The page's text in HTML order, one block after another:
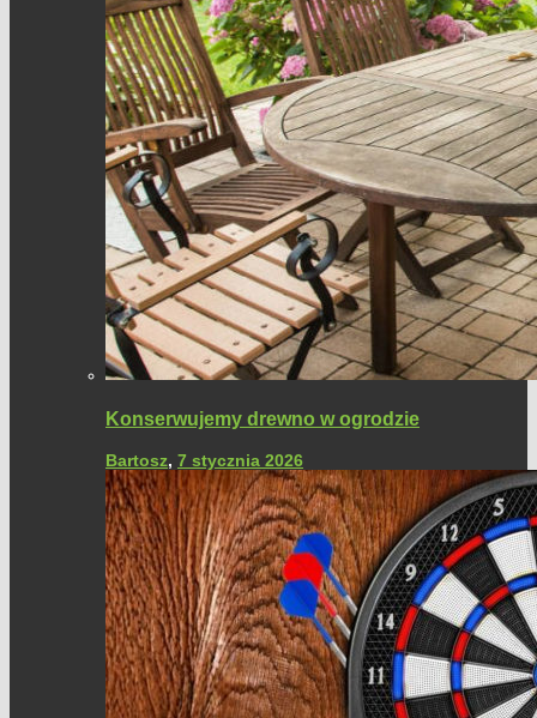
Konserwujemy drewno w ogrodzie
Bartosz, 7 stycznia 2026